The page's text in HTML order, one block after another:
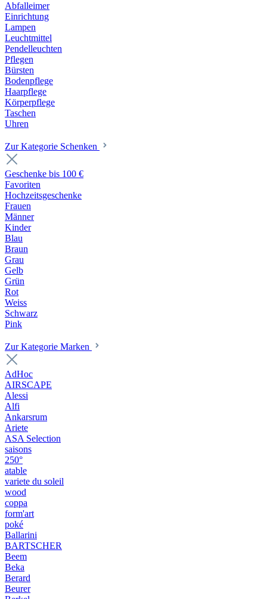
Abfalleimer
Einrichtung
Lampen
Leuchtmittel
Pendelleuchten
Pflegen
Bürsten
Bodenpflege
Haarpflege
Körperpflege
Taschen
Uhren
Zur Kategorie Schenken
Geschenke bis 100 €
Favoriten
Hochzeitsgeschenke
Frauen
Männer
Kinder
Blau
Braun
Grau
Gelb
Grün
Rot
Weiss
Schwarz
Pink
Zur Kategorie Marken
AdHoc
AIRSCAPE
Alessi
Alfi
Ankarsrum
Ariete
ASA Selection
saisons
250°
atable
variete du soleil
wood
coppa
form'art
poké
Ballarini
BARTSCHER
Beem
Beka
Berard
Beurer